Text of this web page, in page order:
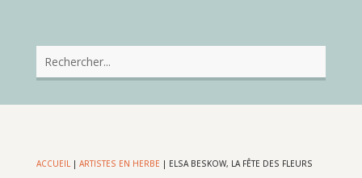
ACCUEIL| ARTISTES EN HERBE | ELSA BESKOW, LA FÊTE DES FLEURS